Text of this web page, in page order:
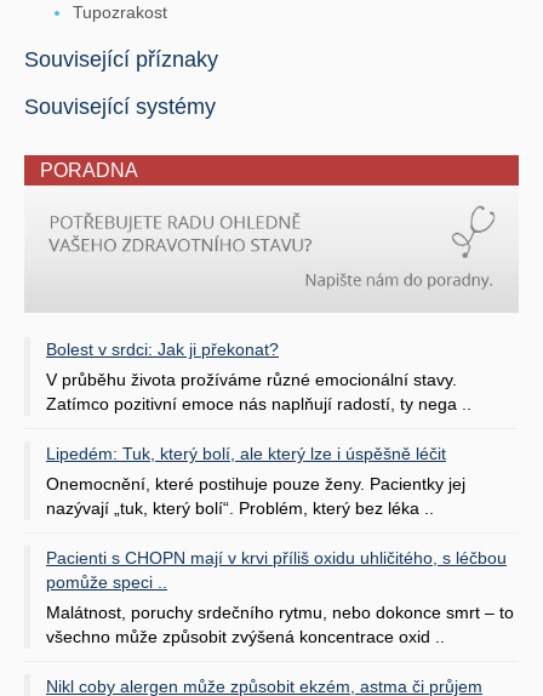
Tupozrakost
Související příznaky
Související systémy
PORADNA
Bolest v srdci: Jak ji překonat?
V průběhu života prožíváme různé emocionální stavy.
Zatímco pozitivní emoce nás naplňují radostí, ty nega ..
Lipedém: Tuk, který bolí, ale který lze i úspěšně léčit
Onemocnění, které postihuje pouze ženy. Pacientky jej
nazývají „tuk, který bolí“. Problém, který bez léka ..
Pacienti s CHOPN mají v krvi příliš oxidu uhličitého, s léčbou
pomůže speci ..
Malátnost, poruchy srdečního rytmu, nebo dokonce smrt – to
všechno může způsobit zvýšená koncentrace oxid ..
Nikl coby alergen může způsobit ekzém, astma či průjem